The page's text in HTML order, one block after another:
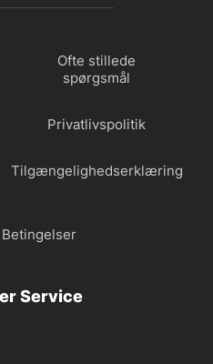
Ofte stillede
spørgsmål
Privatlivspolitik
Tilgængelighedserklæring
Service